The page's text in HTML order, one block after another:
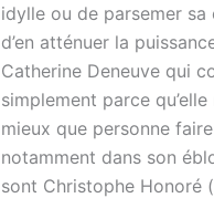
idylle ou de parsemer sa
d’en atténuer la
Catherine Deneuve qui
simplement parce
mieux que personne
notamment dans son
sont Christophe Honoré (